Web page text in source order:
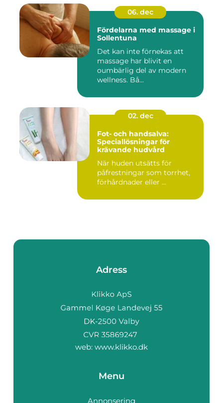
06. dec
Fördelarna med massage i
Sollentuna
Det kan inte förnekas att
massage har blivit en
oumbärlig del av modern
wellness. Bå...
02. dec
Fot- och handsalva:
Speciallösningar för
krävande hudvård
När huden utsätts för
påfrestningar som torrhet,
förhårdnader eller ...
Adress
web: www.klikko.dk
Menu
Annonsering